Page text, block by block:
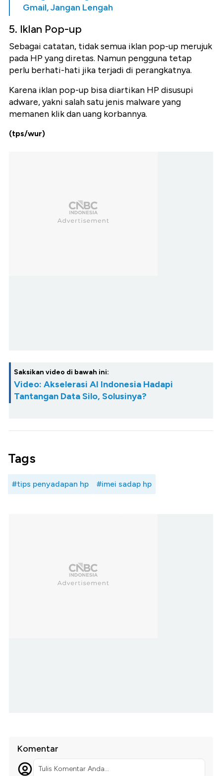
Gmail, Jangan Lengah
5. Iklan Pop-up
Sebagai catatan, tidak semua iklan pop-up merujuk
pada HP yang diretas. Namun pengguna tetap
perlu berhati-hati jika terjadi di perangkatnya.
Karena iklan pop-up bisa diartikan HP disusupi
adware, yakni salah satu jenis malware yang
memanen klik dan uang korbannya.
(tps/wur)
Saksikan video di bawah ini:
Video: Akselerasi AI Indonesia Hadapi
Tantangan Data Silo, Solusinya?
Tags
#tips penyadapan hp #imei sadap hp
Komentar
Tulis Komentar Anda...